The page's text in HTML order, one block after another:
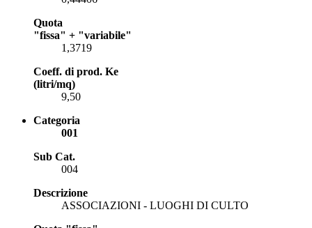
Quota
"fissa" + "variabile"
1,3719
Coeff. di prod. Ke
(litri/mq)
9,50
Categoria
001
Sub Cat.
004
Descrizione
ASSOCIAZIONI - LUOGHI DI CULTO